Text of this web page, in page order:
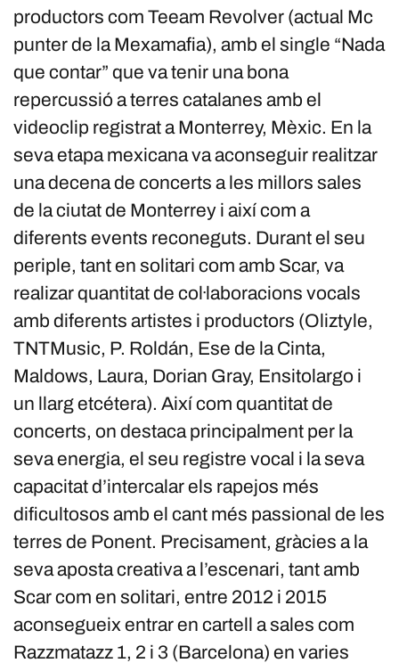
productors com Teeam Revolver (actual Mc
punter de la Mexamafia), amb el single “Nada
que contar” que va tenir una bona
repercussió a terres catalanes amb el
videoclip registrat a Monterrey, Mèxic. En la
seva etapa mexicana va aconseguir realitzar
una decena de concerts a les millors sales
de la ciutat de Monterrey i així com a
diferents events reconeguts. Durant el seu
periple, tant en solitari com amb Scar, va
realizar quantitat de col·laboracions vocals
amb diferents artistes i productors (Oliztyle,
TNTMusic, P. Roldán, Ese de la Cinta,
Maldows, Laura, Dorian Gray, Ensitolargo i
un llarg etcétera). Així com quantitat de
concerts, on destaca principalment per la
seva energia, el seu registre vocal i la seva
capacitat d’intercalar els rapejos més
dificultosos amb el cant més passional de les
terres de Ponent. Precisament, gràcies a la
seva aposta creativa a l’escenari, tant amb
Scar com en solitari, entre 2012 i 2015
aconsegueix entrar en cartell a sales com
Razzmatazz 1, 2 i 3 (Barcelona) en varies